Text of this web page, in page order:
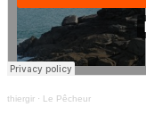
thiergir · Le Pêcheur